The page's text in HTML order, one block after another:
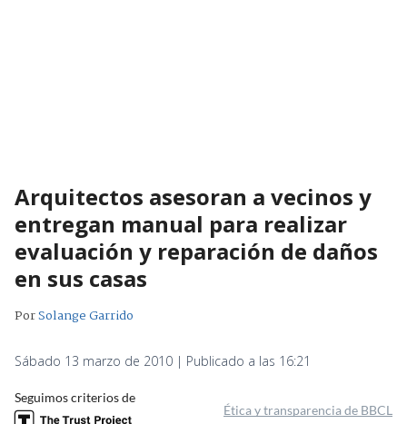
Arquitectos asesoran a vecinos y
entregan manual para realizar
evaluación y reparación de daños
en sus casas
PorSolange Garrido
Sábado 13 marzo de 2010 | Publicado a las 16:21
Seguimos criterios de
Ética y transparencia de BBCL